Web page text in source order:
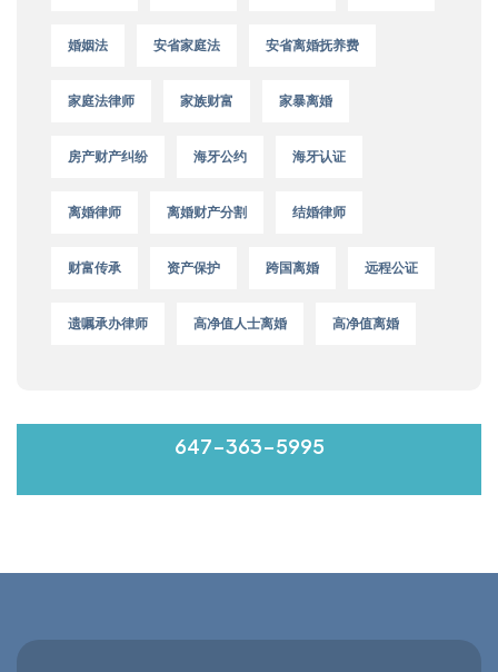
婚姻法 安省家庭法 安省离婚抚养费
家庭法律师 家族财富 家暴离婚
房产财产纠纷 海牙公约 海牙认证
离婚律师 离婚财产分割 结婚律师
财富传承 资产保护 跨国离婚 远程公证
遗嘱承办律师 高净值人士离婚 高净值离婚
647-363-5995